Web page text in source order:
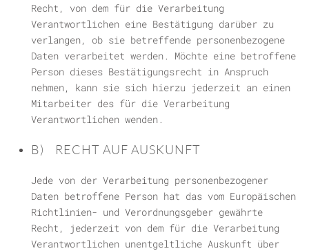
Recht, von dem für die Verarbeitung
Verantwortlichen eine Bestätigung darüber zu
verlangen, ob sie betreffende personenbezogene
Daten verarbeitet werden. Möchte eine betroffene
Person dieses Bestätigungsrecht in Anspruch
nehmen, kann sie sich hierzu jederzeit an einen
Mitarbeiter des für die Verarbeitung
Verantwortlichen wenden.
B) RECHT AUF AUSKUNFT
Jede von der Verarbeitung personenbezogener
Daten betroffene Person hat das vom Europäischen
Richtlinien- und Verordnungsgeber gewährte
Recht, jederzeit von dem für die Verarbeitung
Verantwortlichen unentgeltliche Auskunft über